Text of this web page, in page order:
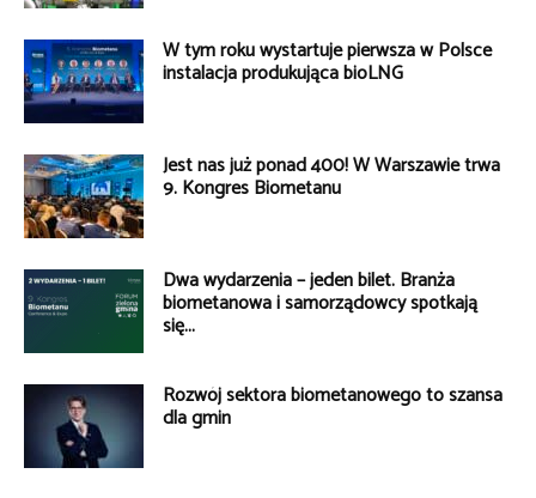
W tym roku wystartuje pierwsza w Polsce
instalacja produkująca bioLNG
Jest nas już ponad 400! W Warszawie trwa
9. Kongres Biometanu
Dwa wydarzenia – jeden bilet. Branża
biometanowa i samorządowcy spotkają
się...
Rozwój sektora biometanowego to szansa
dla gmin